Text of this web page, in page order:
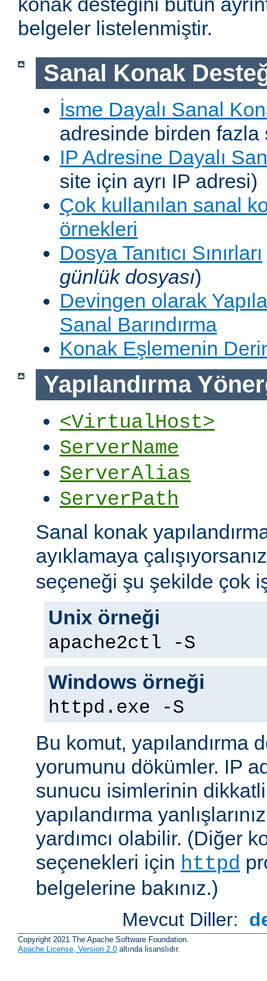
belgeler listelenmiştir.
Sanal Konak
İsme Dayalı Sanal
adresinde birden fazla
IP Adresine Dayalı
site için ayrı IP adresi)
Çok kullanılan sanal
örnekleri
Dosya Tanıtıcı Sınırları
günlük dosyası)
Devingen olarak
Sanal Barındırma
Konak Eşlemenin
Yapılandırma
<VirtualHost>
ServerName
ServerAlias
ServerPath
Sanal konak
ayıklamaya
seçeneği şu şekilde çok
Unix örneği
apache2ctl -S
Windows örneği
httpd.exe -S
Bu komut, yapılandırma
yorumunu dökümler. IP
sunucu isimlerinin
yapılandırma
yardımcı olabilir. (Diğer
seçenekleri için httpd
belgelerine bakınız.)
Mevcut Diller:
Copyright 2021 The Apache Software Foundation.
Apache License, Version 2.0 altında lisanslıdır.